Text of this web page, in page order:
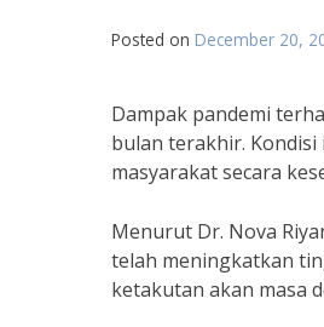
Posted on December 20,
Dampak pandemi
bulan terakhir.
masyarakat secara
Menurut Dr. Nova
telah meningkatkan
ketakutan akan masa